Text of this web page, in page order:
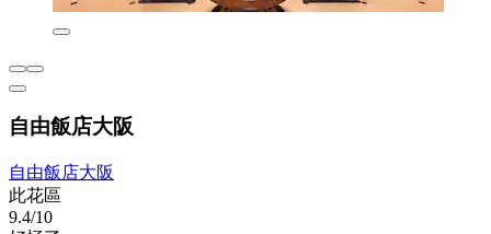
自由飯店大阪
自由飯店大阪
此花區
9.4/10